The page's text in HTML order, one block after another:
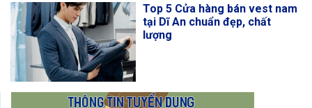
Top 5 Cửa hàng bán vest nam
tại Dĩ An chuẩn đẹp, chất
lượng